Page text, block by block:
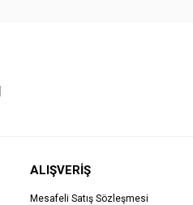
ALIŞVERİŞ
Mesafeli Satış Sözleşmesi